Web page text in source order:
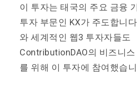
이 투자는 태국의 주요 금융
투자 부문인 KX가 주도합니
와 세계적인 웹3 투자자들도
ContributionDAO의 비즈니
를 위해 이 투자에 참여했습